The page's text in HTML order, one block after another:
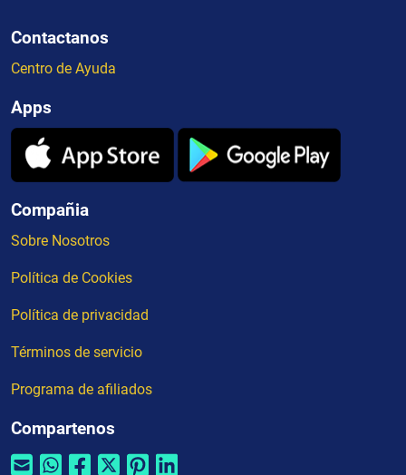
Contactanos
Centro de Ayuda
Apps
Compañia
Sobre Nosotros
Política de Cookies
Política de privacidad
Términos de servicio
Programa de afiliados
Compartenos